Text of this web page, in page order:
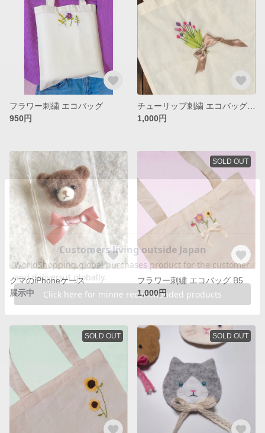
フラワー刺繍 エコバッグ
950円
1,000円
クマのiPhoneケース
展示中
SOLD OUT
フラワー刺繍 エコバッグ B5
1,000円
SOLD OUT SOLD OUT